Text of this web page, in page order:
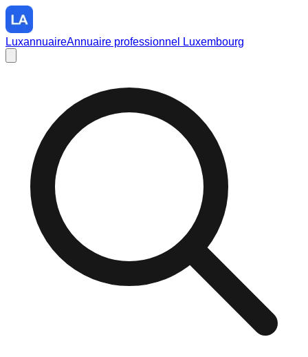
LuxannuaireAnnuaire professionnel Luxembourg